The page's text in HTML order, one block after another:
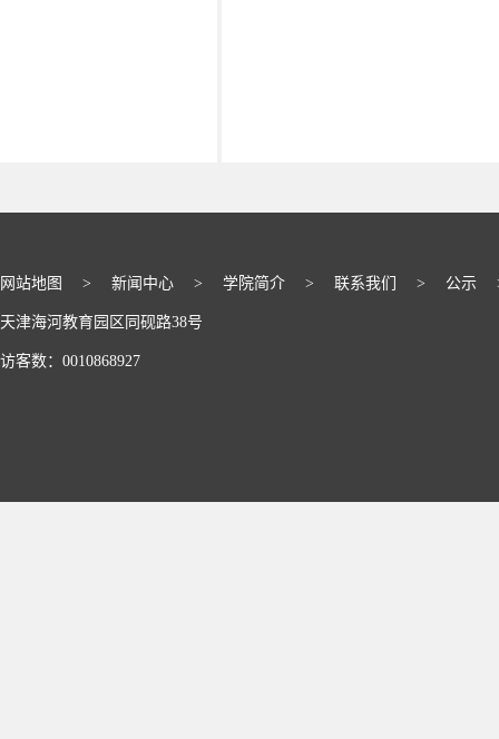
网站地图 > 新闻中心 > 学院简介 > 联系我们 > 公示
天津海河教育园区同砚路38号
访客数： 0010868927